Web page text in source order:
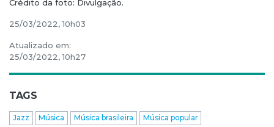
Crédito da foto: Divulgação.
25/03/2022, 10h03
Atualizado em:
25/03/2022, 10h27
TAGS
Jazz Música Música brasileira Música popular